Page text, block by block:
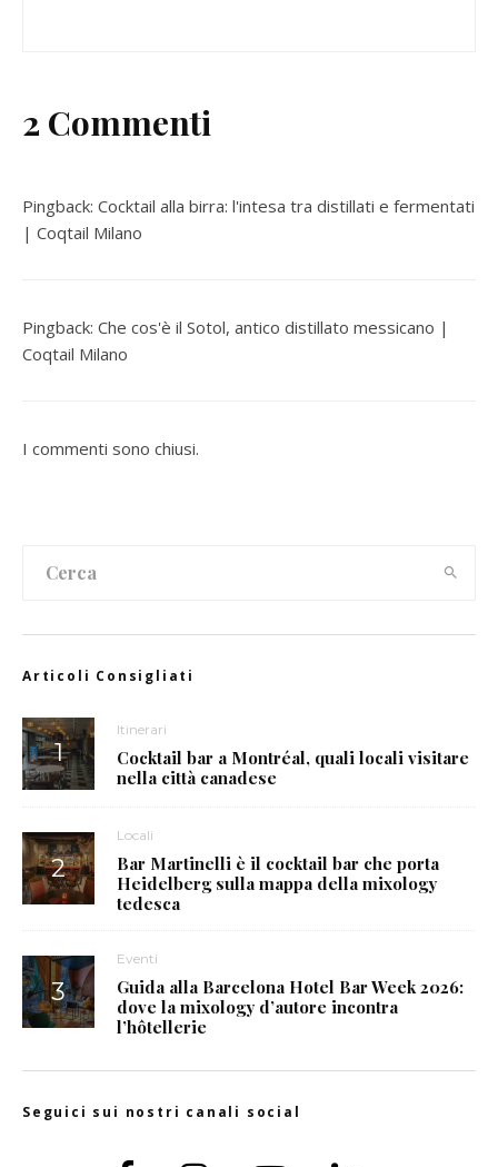
2 Commenti
Pingback: Cocktail alla birra: l'intesa tra distillati e fermentati
| Coqtail Milano
Pingback: Che cos'è il Sotol, antico distillato messicano |
Coqtail Milano
I commenti sono chiusi.
Articoli Consigliati
Itinerari
Cocktail bar a Montréal, quali locali visitare
nella città canadese
Locali
Bar Martinelli è il cocktail bar che porta
Heidelberg sulla mappa della mixology
tedesca
Eventi
Guida alla Barcelona Hotel Bar Week 2026:
dove la mixology d’autore incontra
l’hôtellerie
Seguici sui nostri canali social